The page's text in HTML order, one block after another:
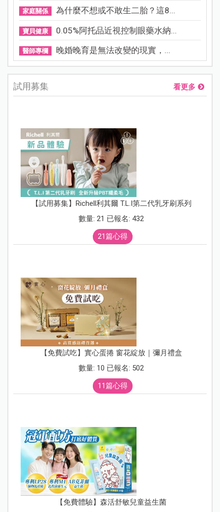
家庭關係 為什麼不想或不敢生二胎？這8...
寶貝健康 0.05%阿托品近視控制眼藥水納...
醫師專欄 晚婚晚育是無法改變的現實，...
試用募集 看更多
【試用募集】Richell利其爾 T.L.I第二代乳牙刷系列
數量: 21 已報名: 432
21篇心得
【免費試吃】實心蛋捲 窗花綻放｜彌月禮盒
數量: 10 已報名: 502
11篇心得
【免費體驗】森活舒敏兒童益生菌